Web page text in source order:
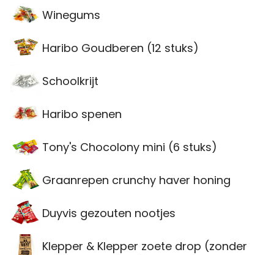
Winegums
Haribo Goudberen (12 stuks)
Schoolkrijt
Haribo spenen
Tony's Chocolony mini (6 stuks)
Graanrepen crunchy haver honing
Duyvis gezouten nootjes
Klepper & Klepper zoete drop (zonder